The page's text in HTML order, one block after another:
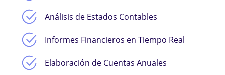
Análisis de Estados Contables
Informes Financieros en Tiempo Real
Elaboración de Cuentas Anuales